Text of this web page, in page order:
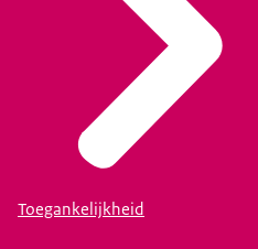
Toegankelijkheid